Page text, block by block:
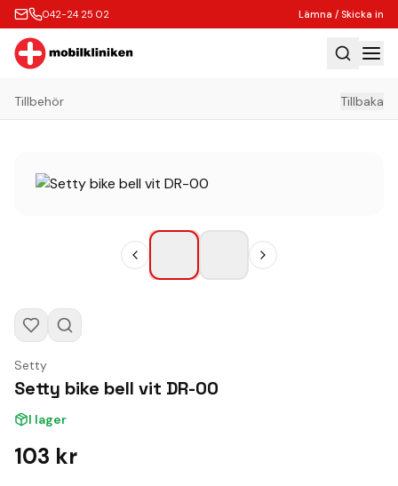
042-24 25 02 Lämna / Skicka in
Hem
Köp
Lämna / Skicka in
Butik
Kontakt
Kundvagn
Tillbehör Tillbaka
Setty
Setty bike bell vit DR-00
I lager
103 kr